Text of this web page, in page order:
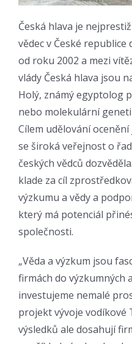
Česká hlava je
vědec v České
od roku 2002 a mezi
vlády Česká hlava jsou
Holý, známý egyptolog
nebo molekulární
Cílem udělování
se široká veřejnost o
českých vědců
klade za cíl
výzkumu a vědy a
který má potenciál
společnosti.
„Věda a výzkum jsou
firmách do výzkumných
investujeme nemalé
projekt vývoje vodíkové
výsledků ale dosahují